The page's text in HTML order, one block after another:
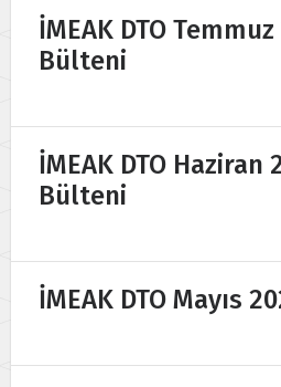
İMEAK DTO
Bülteni
İMEAK DTO Haziran
Bülteni
İMEAK DTO Mayıs